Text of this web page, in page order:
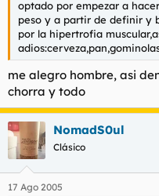
optado por empezar a
peso y a partir de definir y
por la hipertrofia
me alegro hombre, asi
chorra y todo
NomadS0ul
Clásico
17 Ago 2005